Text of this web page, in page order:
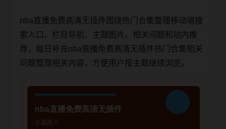
nba直播免费高清无插件围绕热门合集整理移动端搜
索入口、栏目导航、主题图片、相关问题和站内推
荐，每日补充nba直播免费高清无插件热门合集相关
问题整理相关内容，方便用户按主题继续浏览。